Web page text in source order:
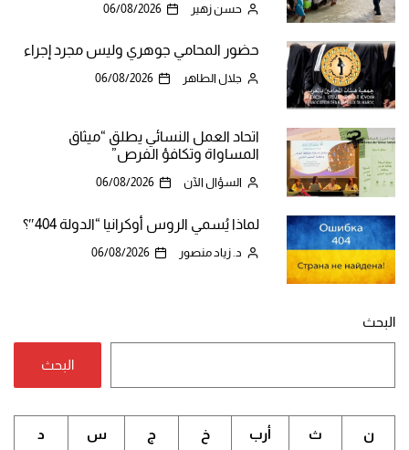
حسن زهير 06/08/2026
حضور المحامي جوهري وليس مجرد إجراء
جلال الطاهر 06/08/2026
اتحاد العمل النسائي يطلق “ميثاق
المساواة وتكافؤ الفرص”
السؤال الآن 06/08/2026
لماذا يُسمي الروس أوكرانيا “الدولة 404″؟
د. زياد منصور 06/08/2026
البحث
البحث
ن ث أرب خ ج س د